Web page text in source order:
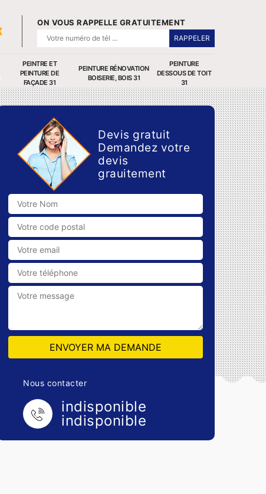
ON VOUS RAPPELLE GRATUITEMENT
PEINTRE ET
PEINTURE DE
FAÇADE 31
PEINTURE RÉNOVATION
BOISERIE, BOIS 31
PEINTURE
DESSOUS DE TOIT
31
Devis gratuit
Demandez votre
devis
grauitement
Nous contacter
indisponible
indisponible